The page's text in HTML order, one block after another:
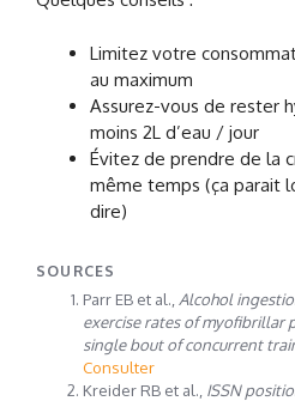
Limitez votre
au maximum
Assurez-vous de rester
moins 2L d’eau / jour
Évitez de prendre de la
même temps (ça parait
dire)
SOURCES
Parr EB et al., Alcohol
exercise rates of myofibrillar
single bout of concurrent
Consulter
Kreider RB et al., ISSN